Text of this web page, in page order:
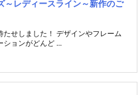
～レディースライン～新作のご
たせしました！ デザインやフレーム
ションがどんど ...